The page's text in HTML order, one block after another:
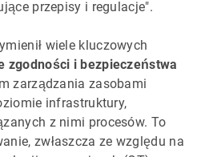
przepisy i regulacje".
wiele kluczowych
zgodności i bezpieczeństwa
zarządzania zasobami
infrastruktury,
z nimi procesów. To
zwłaszcza ze względu na